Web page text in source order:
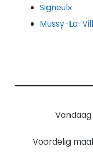
Signeulx
Mussy-La-
Voordelig